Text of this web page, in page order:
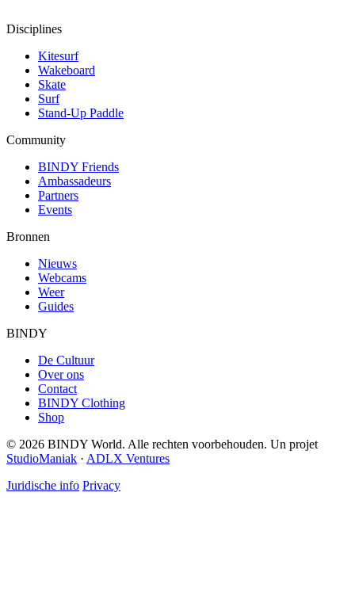
Disciplines
Kitesurf
Wakeboard
Skate
Surf
Stand-Up Paddle
Community
BINDY Friends
Ambassadeurs
Partners
Events
Bronnen
Nieuws
Webcams
Weer
Guides
BINDY
De Cultuur
Over ons
Contact
BINDY Clothing
Shop
© 2026 BINDY World. Alle rechten voorbehouden. Un projet
StudioManiak · ADLX Ventures
Juridische info Privacy